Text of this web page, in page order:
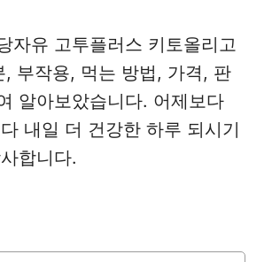
자유 고투플러스 키토올리고
, 부작용, 먹는 방법, 가격, 판
알아보았습니다. 어제보다
내일 더 건강한 하루 되시기
합니다.